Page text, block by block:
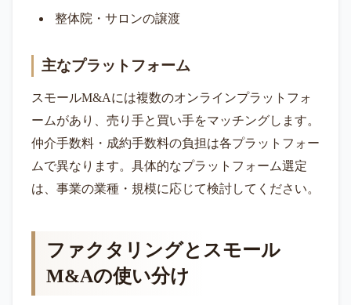
整体院・サロンの譲渡
主なプラットフォーム
スモールM&Aには複数のオンラインプラットフォ
ームがあり、売り手と買い手をマッチングします。
仲介手数料・成約手数料の負担は各プラットフォー
ムで異なります。具体的なプラットフォーム選定
は、事業の業種・規模に応じて検討してください。
ファクタリングとスモール
M&Aの使い分け